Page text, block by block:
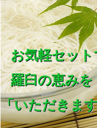
お気軽セット
羅臼の恵みを
「いただきま